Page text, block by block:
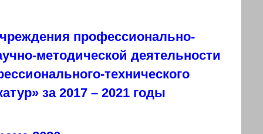
профессионально-
методической деятельности
технического
за 2017 – 2021 годы